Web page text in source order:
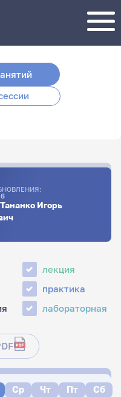
Игорь
лекция
практика
лабораторная
Ср Чт Пт Сб